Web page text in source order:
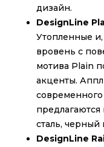
дизайн.
DesignLine
Утопленные
вровень с
мотива Plain
акценты.
сталь, черный
DesignLine